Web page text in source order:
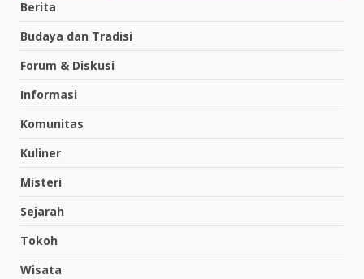
Berita
Budaya dan Tradisi
Forum & Diskusi
Informasi
Komunitas
Kuliner
Misteri
Sejarah
Tokoh
Wisata